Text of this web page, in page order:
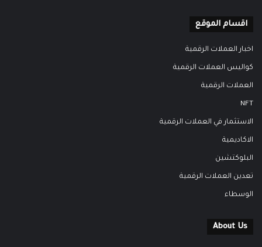
اقسام الموقع
اخبار العملات الرقمية
كواليس العملات الرقمية
العملات الرقمية
NFT
الاستثمار في العملات الرقمية
الاكاديمية
البلوكتشين
تعدين العملات الرقمية
الوسطاء
About Us